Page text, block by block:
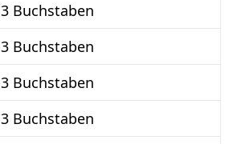
3 Buchstaben
3 Buchstaben
3 Buchstaben
3 Buchstaben